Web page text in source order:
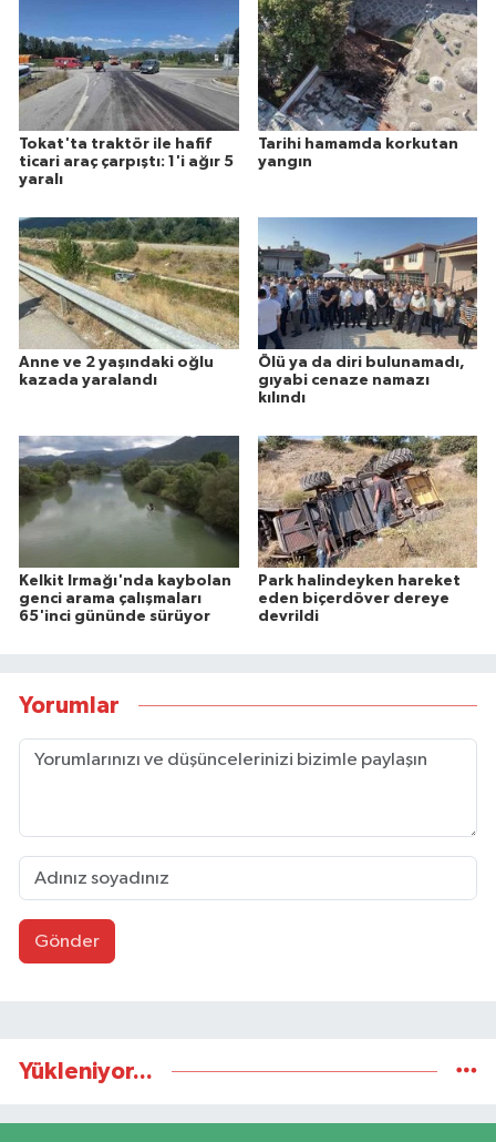
Tokat'ta traktör ile hafif
ticari araç çarpıştı: 1'i ağır 5
yaralı
Tarihi hamamda korkutan
yangın
Anne ve 2 yaşındaki oğlu
kazada yaralandı
Ölü ya da diri bulunamadı,
gıyabi cenaze namazı
kılındı
Kelkit Irmağı'nda kaybolan
genci arama çalışmaları
65'inci gününde sürüyor
Park halindeyken hareket
eden biçerdöver dereye
devrildi
Yorumlar
Gönder
Yükleniyor...